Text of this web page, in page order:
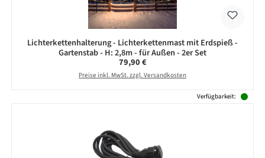
Lichterkettenhalterung - Lichterkettenmast mit Erdspieß -
Gartenstab - H: 2,8m - für Außen - 2er Set
Regulärer Preis:
79,90 €
Preise inkl. MwSt. zzgl. Versandkosten
Verfügbarkeit: